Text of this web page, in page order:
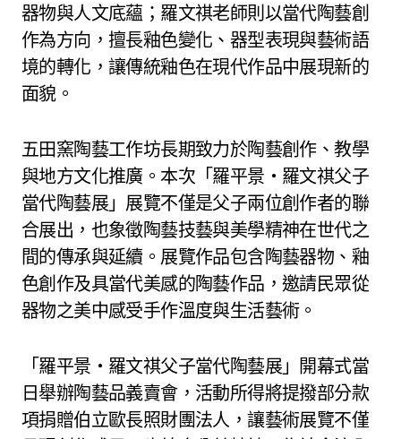
器物與人文底蘊；羅文祺老師則以當代陶藝創
作為方向，擅長釉色變化、器型表現與藝術語
境的轉化，讓傳統釉色在現代作品中展現新的
面貌。
五田窯陶藝工作坊長期致力於陶藝創作、教學
與地方文化推廣。本次「羅平景・羅文祺父子
當代陶藝展」展覽不僅是父子兩位創作者的聯
合展出，也象徵陶藝技藝與美學精神在世代之
間的傳承與延續。展覽作品包含陶藝器物、釉
色創作及具當代美感的陶藝作品，邀請民眾從
器物之美中感受手作溫度與生活藝術。
「羅平景・羅文祺父子當代陶藝展」開幕式當
日舉辦陶藝品義賣會，活動所得將提撥部分款
項捐贈伯立歐長照財團法人，讓藝術展覽不僅